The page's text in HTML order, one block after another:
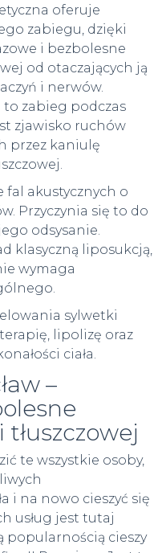
oferuje
zabiegu, dzięki
i bezbolesne
od otaczających ją
i nerwów.
zabieg podczas
zjawisko ruchów
przez kaniulę
akustycznych o
Przyczynia się to do
odsysanie.
klasyczną liposukcją,
wymaga
sylwetki
lipolizę oraz
ciała.
–
te wszystkie osoby,
i na nowo cieszyć się
usług jest tutaj
popularnością cieszy